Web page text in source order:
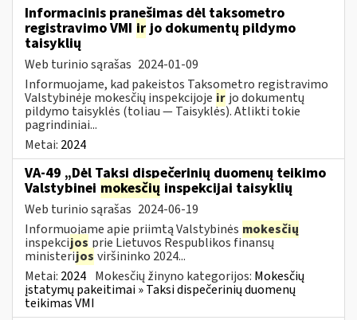
Informacinis pranešimas dėl taksometro
registravimo VMI irjo dokumentų pildymo
taisyklių
Web turinio sąrašas 2024-01-09
Informuojame, kad pakeistos Taksometro registravimo
Valstybinėje mokesčių inspekcijoje ir jo dokumentų
pildymo taisyklės (toliau — Taisyklės). Atlikti tokie
pagrindiniai...
Metai: 2024
VA-49 „Dėl Taksi dispečerinių duomenų teikimo
Valstybinei mokesčių inspekcijai taisyklių
Web turinio sąrašas 2024-06-19
Informuojame apie priimtą Valstybinės mokesčių
inspekcijos prie Lietuvos Respublikos finansų
ministerijos viršininko 2024...
Metai: 2024 Mokesčių žinyno kategorijos: Mokesčių
įstatymų pakeitimai » Taksi dispečerinių duomenų
teikimas VMI